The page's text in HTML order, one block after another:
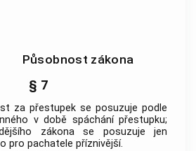
Působnost zákona
§ 7
za přestupekse posuzuje podle
v době spáchání přestupku;
zákona se posuzuje jen
pro pachatele příznivější.